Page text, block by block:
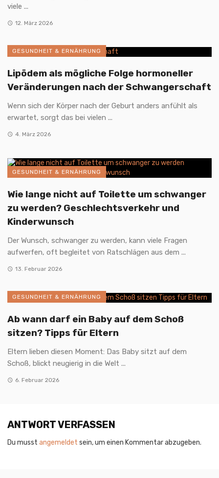
viele ...
12. März 2026
GESUNDHEIT & ERNÄHRUNG
Lipödem als mögliche Folge hormoneller
Veränderungen nach der Schwangerschaft
Wenn sich der Körper nach der Geburt anders anfühlt als
erwartet, sorgt das bei vielen ...
4. März 2026
GESUNDHEIT & ERNÄHRUNG
Wie lange nicht auf Toilette um schwanger
zu werden? Geschlechtsverkehr und
Kinderwunsch
Der Wunsch, schwanger zu werden, kann viele Fragen
aufwerfen, oft begleitet von Ratschlägen aus dem ...
13. Februar 2026
GESUNDHEIT & ERNÄHRUNG
Ab wann darf ein Baby auf dem Schoß
sitzen? Tipps für Eltern
Eltern lieben diesen Moment: Das Baby sitzt auf dem
Schoß, blickt neugierig in die Welt ...
6. Februar 2026
ANTWORT VERFASSEN
Du musst angemeldet sein, um einen Kommentar abzugeben.